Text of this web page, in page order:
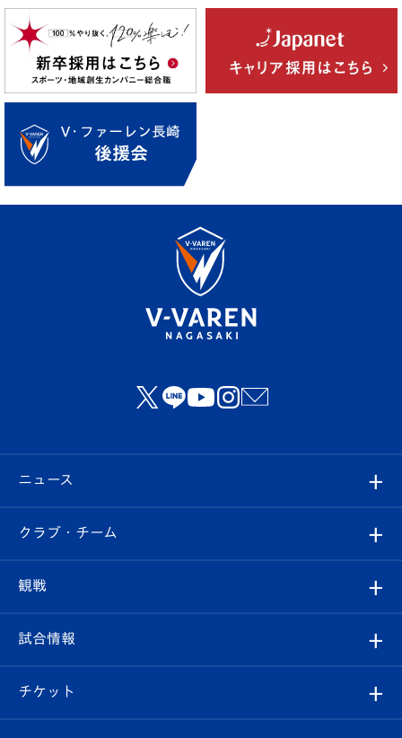
ニュース
すべて
クラブ
試合情報
クラブ・チーム
クラブ概要
エンブレム紹介
観戦
観戦ルール
はじめての観戦ガイド
試合情報
試合日程/結果
チケット